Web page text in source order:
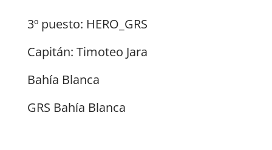
3º puesto: HERO_GRS
Capitán: Timoteo Jara
Bahía Blanca
GRS Bahía Blanca